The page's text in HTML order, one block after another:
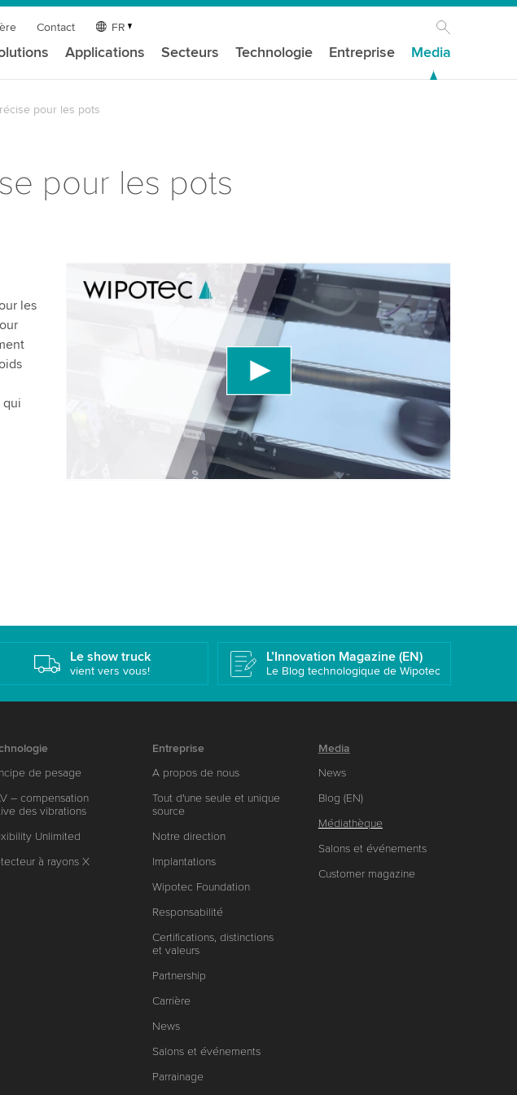
Contact FR
Applications Secteurs Technologie Entreprise Media
pour les pots
pour les pots
Nous avons besoin de votre consentement pour
charger le service vidéo YouTube!
Nous utilisons un service tiers pour intégrer du contenu
vidéo susceptible de collecter des données sur votre
activité. Veuillez consulter les détails et accepter le service
pour regarder cette vidéo.
Plus d'informations
les
qui
Le show truck
vient vers vous!
L’Innovation Magazine (EN)
Le Blog technologique de Wipotec
de pesage
– compensation
des vibrations
Unlimited
à rayons X
Entreprise
A propos de nous
Tout d'une seule et unique
source
Notre direction
Implantations
Wipotec Foundation
Responsabilité
Certifications, distinctions
et valeurs
Partnership
Carrière
News
Salons et événements
Parrainage
Media
News
Blog (EN)
Médiathèque
Salons et événements
Customer magazine